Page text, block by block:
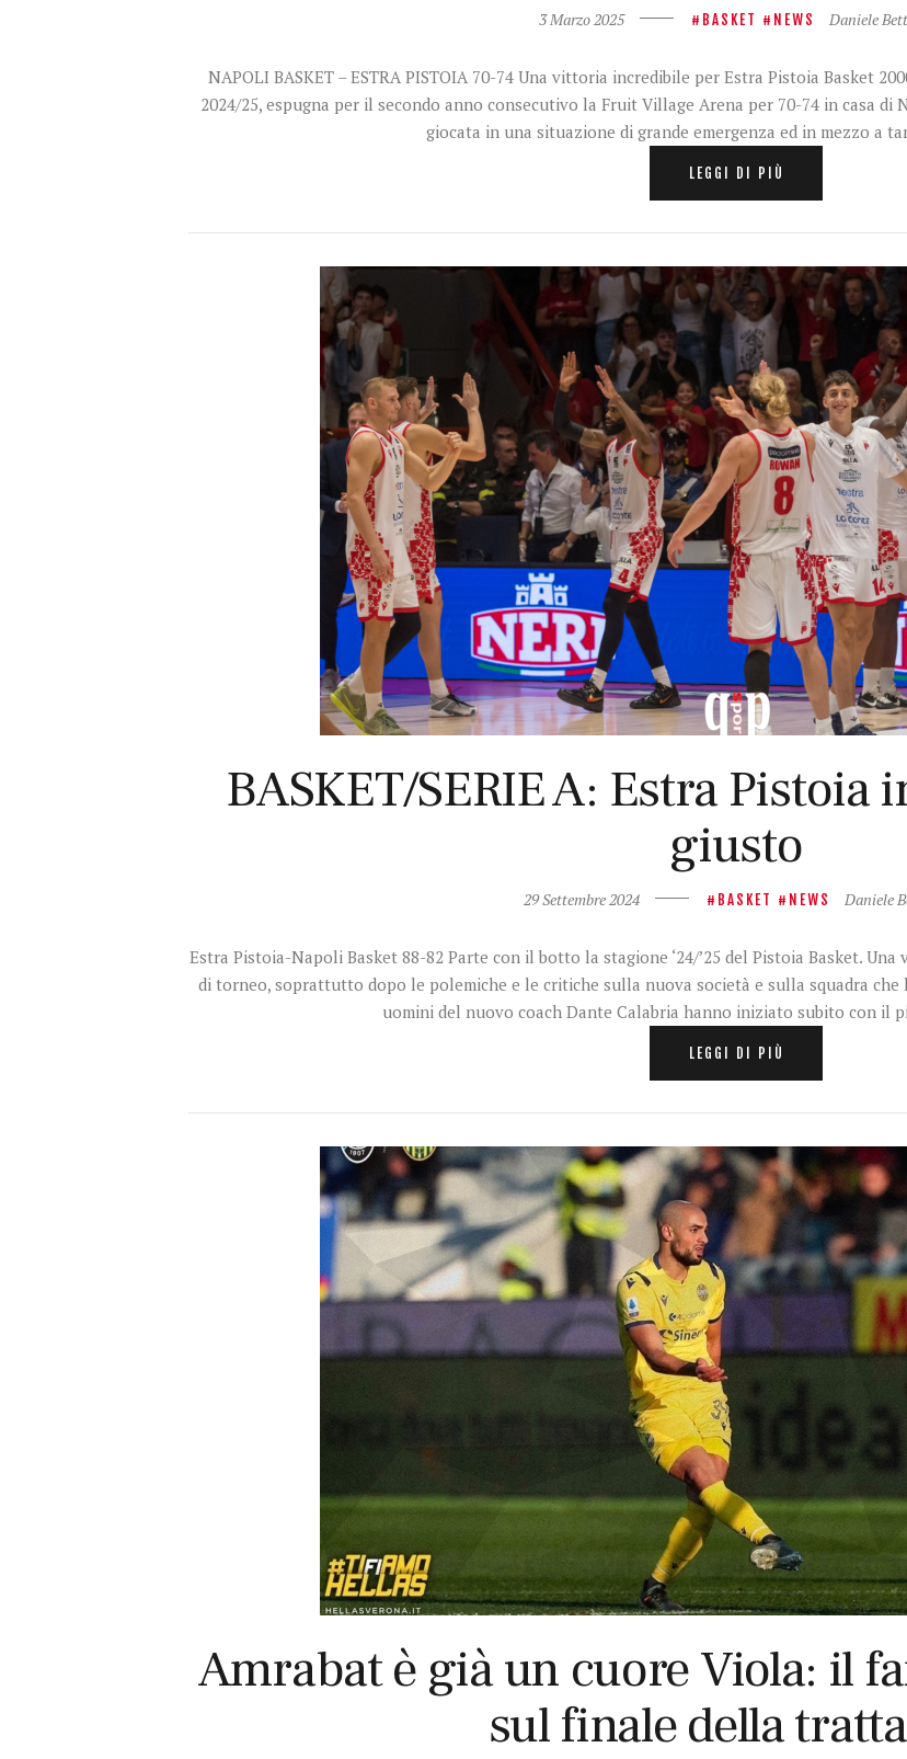
3 Marzo 2025 BASKET NEWS Daniele
NAPOLI BASKET – ESTRA PISTOIA 70-74 Una vittoria incredibile per Estra Pistoia Basket
2024/25, espugna per il secondo anno consecutivo la Fruit Village Arena per 70-74 in casa
giocata in una situazione di grande emergenza ed in mezzo a
LEGGI DI PIÙ
BASKET/SERIE A: Estra Pistoia
giusto
29 Settembre 2024 BASKET NEWS Daniele
Estra Pistoia-Napoli Basket 88-82 Parte con il botto la stagione ‘24/’25 del Pistoia Basket.
di torneo, soprattutto dopo le polemiche e le critiche sulla nuova società e sulla squadra
uomini del nuovo coach Dante Calabria hanno iniziato subito con il
LEGGI DI PIÙ
Amrabat è già un cuore Viola: il
sul finale della